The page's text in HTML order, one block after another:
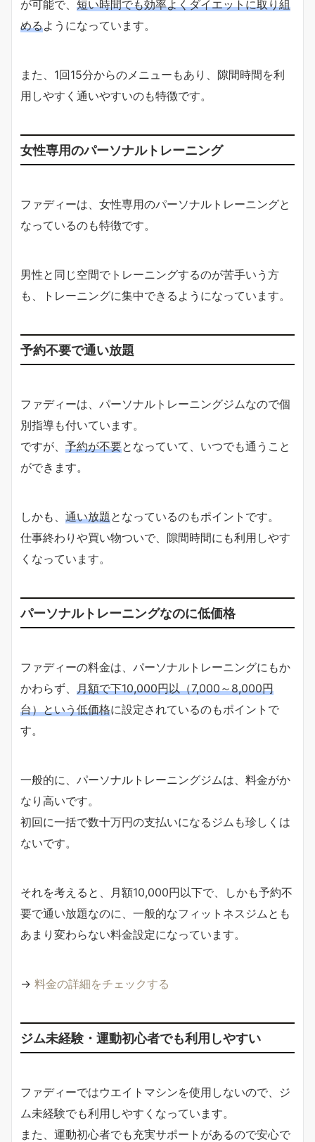
が可能で、 短い時間でも効率よくダイエットに取り組
めるようになっています。
また、1回15分からのメニューもあり、隙間時間を利
用しやすく通いやすいのも特徴です。
女性専用のパーソナルトレーニング
ファディーは、女性専用のパーソナルトレーニングと
なっているのも特徴です。
男性と同じ空間でトレーニングするのが苦手いう方
も、トレーニングに集中できるようになっています。
予約不要で通い放題
ファディーは、パーソナルトレーニングジムなので個
別指導も付いています。
ですが、 予約が不要となっていて、いつでも通うこと
ができます。
しかも、 通い放題となっているのもポイントです。
仕事終わりや買い物ついで、隙間時間にも利用しやす
くなっています。
パーソナルトレーニングなのに低価格
ファディーの料金は、パーソナルトレーニングにもか
かわらず、 月額で下10,000円以（7,000～8,000円
台）という低価格に設定されているのもポイントで
す。
一般的に、パーソナルトレーニングジムは、料金がか
なり高いです。
初回に一括で数十万円の支払いになるジムも珍しくは
ないです。
それを考えると、月額10,000円以下で、しかも予約不
要で通い放題なのに、一般的なフィットネスジムとも
あまり変わらない料金設定になっています。
→ 料金の詳細をチェックする
ジム未経験・運動初心者でも利用しやすい
ファディーではウエイトマシンを使用しないので、ジ
ム未経験でも利用しやすくなっています。
また、運動初心者でも充実サポートがあるので安心で